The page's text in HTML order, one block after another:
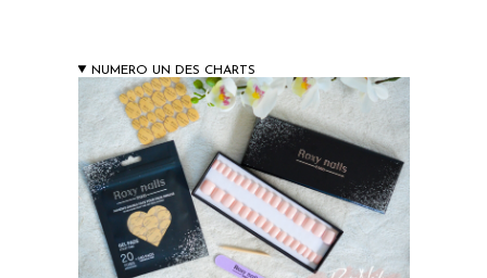
NUMERO UN DES CHARTS